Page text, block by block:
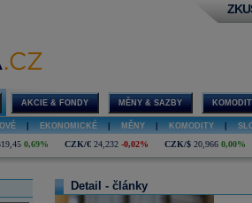
AKCIE & FONDY MĚNY & SAZBY
EKONOMICKÉ MĚNY KOMODITY
0,69% CZK/€ 24,232 -0,02% CZK/$ 20,966 0,00%
Detail - články